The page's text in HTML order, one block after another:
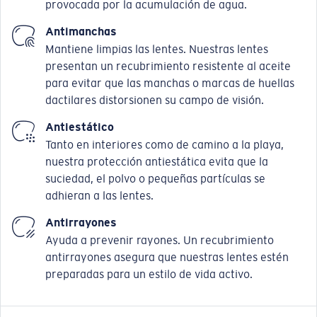
provocada por la acumulación de agua.
Antimanchas
Mantiene limpias las lentes. Nuestras lentes
presentan un recubrimiento resistente al aceite
para evitar que las manchas o marcas de huellas
dactilares distorsionen su campo de visión.
Antiestático
Tanto en interiores como de camino a la playa,
nuestra protección antiestática evita que la
suciedad, el polvo o pequeñas partículas se
adhieran a las lentes.
Antirrayones
Ayuda a prevenir rayones. Un recubrimiento
antirrayones asegura que nuestras lentes estén
preparadas para un estilo de vida activo.